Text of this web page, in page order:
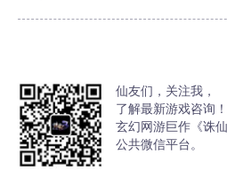
仙友们，关注我，
了解最新游戏咨询
玄幻网游巨作《诛仙
公共微信平台。